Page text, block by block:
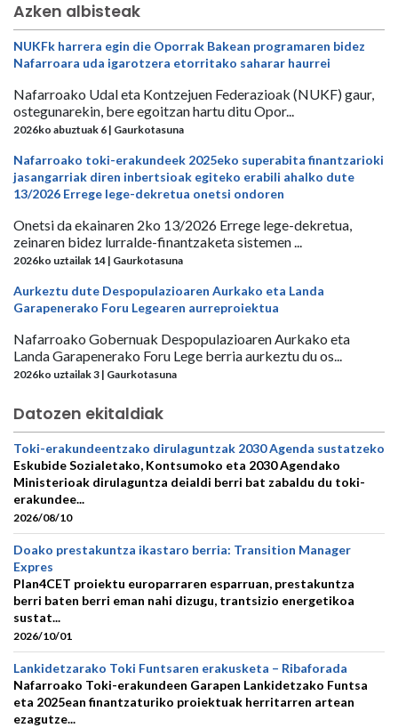
Azken albisteak
NUKFk harrera egin die Oporrak Bakean programaren bidez
Nafarroara uda igarotzera etorritako saharar haurrei
Nafarroako Udal eta Kontzejuen Federazioak (NUKF) gaur,
ostegunarekin, bere egoitzan hartu ditu Opor...
2026ko abuztuak 6 | Gaurkotasuna
Nafarroako toki-erakundeek 2025eko superabita finantzarioki
jasangarriak diren inbertsioak egiteko erabili ahalko dute
13/2026 Errege lege-dekretua onetsi ondoren
Onetsi da ekainaren 2ko 13/2026 Errege lege-dekretua,
zeinaren bidez lurralde-finantzaketa sistemen ...
2026ko uztailak 14 | Gaurkotasuna
Aurkeztu dute Despopulazioaren Aurkako eta Landa
Garapenerako Foru Legearen aurreproiektua
Nafarroako Gobernuak Despopulazioaren Aurkako eta
Landa Garapenerako Foru Lege berria aurkeztu du os...
2026ko uztailak 3 | Gaurkotasuna
Datozen ekitaldiak
Toki-erakundeentzako dirulaguntzak 2030 Agenda sustatzeko
Eskubide Sozialetako, Kontsumoko eta 2030 Agendako
Ministerioak dirulaguntza deialdi berri bat zabaldu du toki-
erakundee...
2026/08/10
Doako prestakuntza ikastaro berria: Transition Manager
Expres
Plan4CET proiektu europarraren esparruan, prestakuntza
berri baten berri eman nahi dizugu, trantsizio energetikoa
sustat...
2026/10/01
Lankidetzarako Toki Funtsaren erakusketa – Ribaforada
Nafarroako Toki-erakundeen Garapen Lankidetzako Funtsa
eta 2025ean finantzaturiko proiektuak herritarren artean
ezagutze...